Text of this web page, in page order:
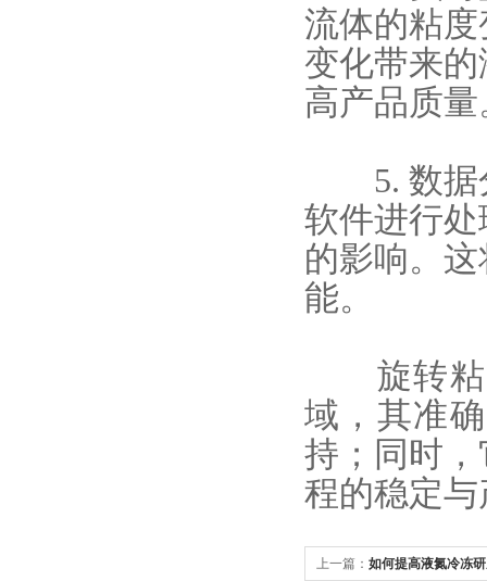
流体的粘
变化带来
高产品质量
5. 数据
软件进行
的影响。
能。
旋转粘
域，其准
持；同时
程的稳定
上一篇： 如何提高液氮冷冻